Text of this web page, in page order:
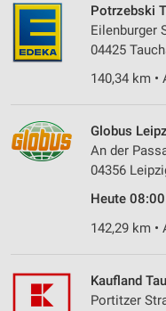
Potrzebski
Eilenburger
04425
140,34 km
Globus
An der
04356
Heute
142,29 km
Kaufland
Portitzer